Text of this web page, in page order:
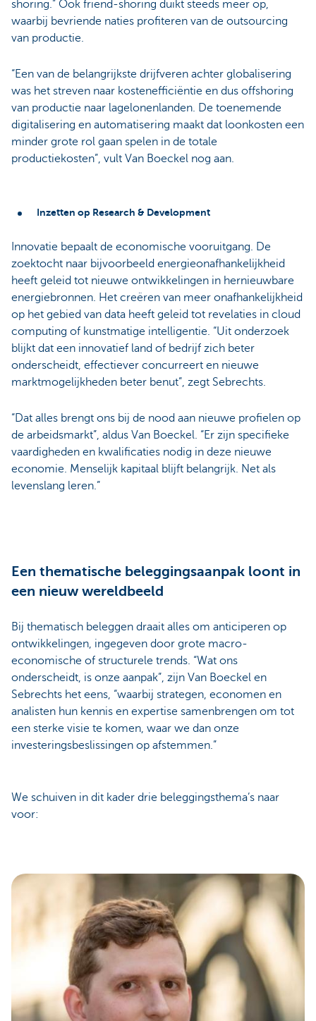
shoring.” Ook friend-shoring duikt steeds meer op,
waarbij bevriende naties profiteren van de outsourcing
van productie.
“Een van de belangrijkste drijfveren achter globalisering
was het streven naar kostenefficiëntie en dus offshoring
van productie naar lagelonenlanden. De toenemende
digitalisering en automatisering maakt dat loonkosten een
minder grote rol gaan spelen in de totale
productiekosten”, vult Van Boeckel nog aan.
Inzetten op Research & Development
Innovatie bepaalt de economische vooruitgang. De
zoektocht naar bijvoorbeeld energieonafhankelijkheid
heeft geleid tot nieuwe ontwikkelingen in hernieuwbare
energiebronnen. Het creëren van meer onafhankelijkheid
op het gebied van data heeft geleid tot revelaties in cloud
computing of kunstmatige intelligentie. “Uit onderzoek
blijkt dat een innovatief land of bedrijf zich beter
onderscheidt, effectiever concurreert en nieuwe
marktmogelijkheden beter benut”, zegt Sebrechts.
“Dat alles brengt ons bij de nood aan nieuwe profielen op
de arbeidsmarkt”, aldus Van Boeckel. “Er zijn specifieke
vaardigheden en kwalificaties nodig in deze nieuwe
economie. Menselijk kapitaal blijft belangrijk. Net als
levenslang leren.”
Een thematische beleggingsaanpak loont in
een nieuw wereldbeeld
Bij thematisch beleggen draait alles om anticiperen op
ontwikkelingen, ingegeven door grote macro-
economische of structurele trends. “Wat ons
onderscheidt, is onze aanpak”, zijn Van Boeckel en
Sebrechts het eens, “waarbij strategen, economen en
analisten hun kennis en expertise samenbrengen om tot
een sterke visie te komen, waar we dan onze
investeringsbeslissingen op afstemmen.”
We schuiven in dit kader drie beleggingsthema’s naar
voor: